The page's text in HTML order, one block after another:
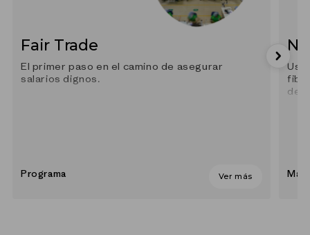
Fair Trade
El primer paso en el camino de asegurar
salarios dignos.
Programa Ver más